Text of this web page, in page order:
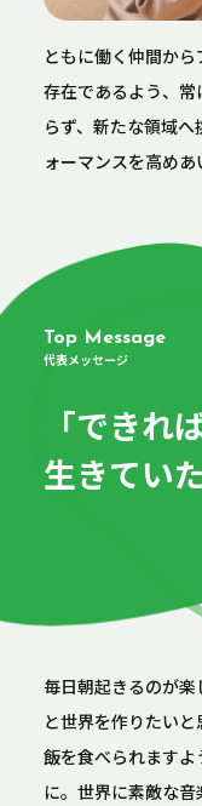
ともに働く仲間か
存在であるよう、
らず、新たな領域
ォーマンスを高めあ
Top Message
代表メッセージ
「できれ
生きてい
毎日朝起きるのが
と世界を作りたい
飯を食べられます
に。世界に素敵な